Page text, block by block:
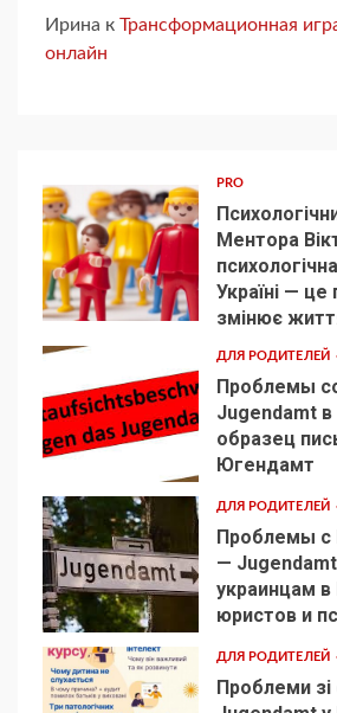
Ирина к Трансформационная
онлайн
1
PRO
Ментора
Україні — це
змінює
2
ДЛЯ РОДИТЕЛЕЙ
Проблемы
Jugendamt
образец
Югендамт
3
ДЛЯ РОДИТЕЛЕЙ
Проблемы
—
украинцам в
юристов и
ДЛЯ РОДИТЕЛЕЙ
Проблеми